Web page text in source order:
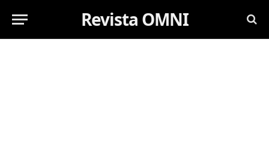
Revista OMNI